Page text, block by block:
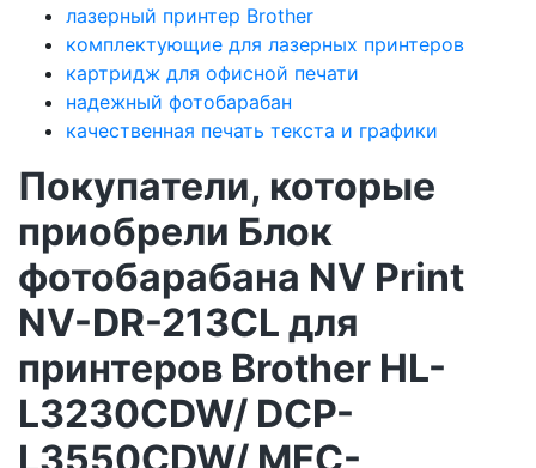
лазерный принтер Brother
комплектующие для лазерных принтеров
картридж для офисной печати
надежный фотобарабан
качественная печать текста и графики
Покупатели, которые
приобрели Блок
фотобарабана NV Print
NV-DR-213CL для
принтеров Brother HL-
L3230CDW/ DCP-
L3550CDW/ MFC-